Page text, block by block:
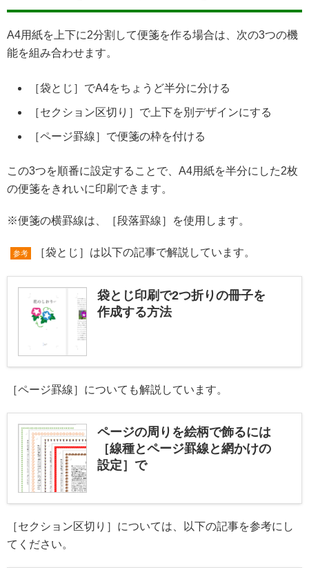
A4用紙を上下に2分割して便箋を作る場合は、次の3つの機
能を組み合わせます。
［袋とじ］でA4をちょうど半分に分ける
［セクション区切り］で上下を別デザインにする
［ページ罫線］で便箋の枠を付ける
この3つを順番に設定することで、A4用紙を半分にした2枚
の便箋をきれいに印刷できます。
※便箋の横罫線は、［段落罫線］を使用します。
参考 ［袋とじ］は以下の記事で解説しています。
袋とじ印刷で2つ折りの冊子を
作成する方法
［ページ罫線］についても解説しています。
ページの周りを絵柄で飾るには
［線種とページ罫線と網かけの
設定］で
［セクション区切り］については、以下の記事を参考にし
てください。